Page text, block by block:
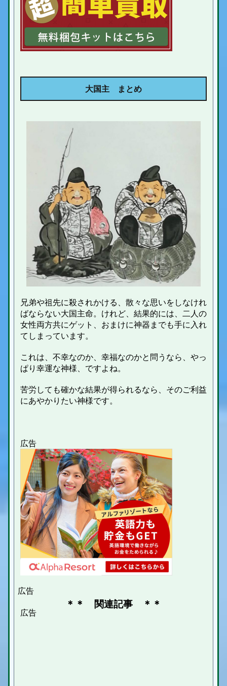
大国主 まとめ
兄弟や祖先に殺されかける、散々な思いをしなけれ
ばならない大国主命。けれど、結果的には、二人の
女性両方共にゲット、おまけに神器までも手に入れ
てしまっています。
これは、不幸なのか、幸福なのかと問うなら、やっ
ぱり幸運な神様、ですよね。
苦労しても確かな結果が得られるなら、そのご利益
にあやかりたい神様です。
＊＊ 関連記事 ＊＊